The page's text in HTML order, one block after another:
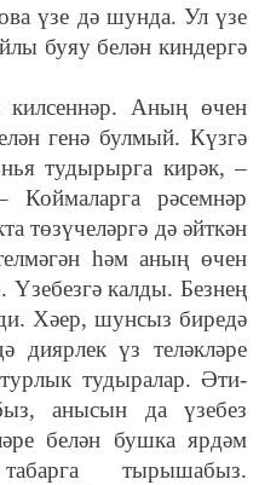
үзе дә шунда. Ул үзе
буяу белән киндергә
килсеннәр. Аның өчен
генә булмый. Күзгә
тудырырга кирәк, –
рәсемнәр
төзүчеләргә дә әйткән
һәм аның өчен
Үзебезгә калды. Безнең
Хәер, шунсыз биредә
үз теләкләре
тудыралар. Әти-
анысын да үзебез
белән бушка ярдәм
тырышабыз.